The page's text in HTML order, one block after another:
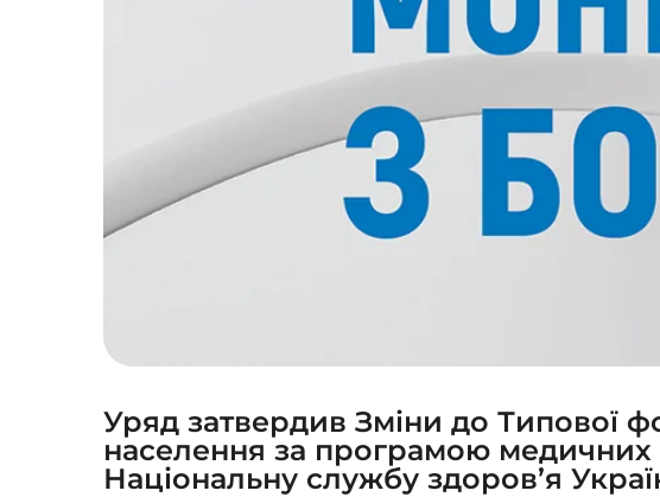
Уряд затвердив Зміни до Типової
населення за програмою
Національну службу здоров’я